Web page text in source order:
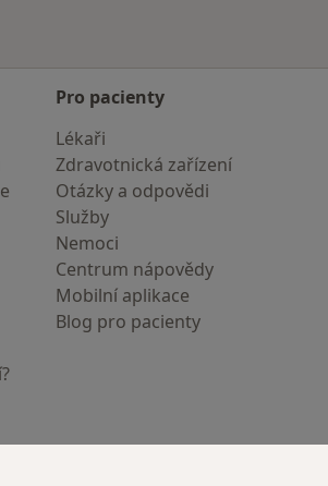
Pro pacienty
Lékaři
Zdravotnická zařízení
Otázky a odpovědi
Služby
Nemoci
Centrum nápovědy
Mobilní aplikace
Blog pro pacienty